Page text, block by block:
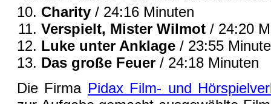
Charity / 24:16 Minuten
Verspielt, Mister Wilmot / 24:20
Luke unter Anklage / 23:55
Das große Feuer / 24:18 Minuten
Die Firma Pidax Film- und